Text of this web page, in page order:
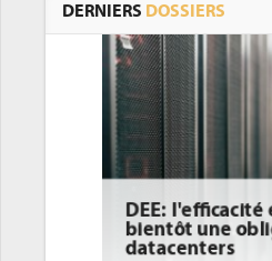
DERNIERS DOSSIERS
DEE:
bientôt une
datacenters